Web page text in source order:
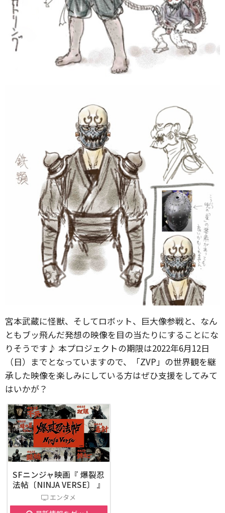
宮本武蔵に怪獣、そしてロボット、巨大像参戦と、なん
ともブッ飛んだ発想の映像を目の当たりにすることにな
りそうです♪ 本プロジェクトの期限は2022年6月12日
（日）までとなっていますので、「ZVP」の世界観を継
承した映像を楽しみにしている方はぜひ支援をしてみて
はいかが？
SFニンジャ映画『 爆裂忍
法帖〔NINJA VERSE〕 』
エンタメ